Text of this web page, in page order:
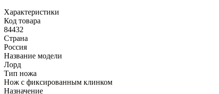
Характеристики
Код товара
84432
Страна
Россия
Название модели
Лорд
Тип ножа
Нож с фиксированным клинком
Назначение